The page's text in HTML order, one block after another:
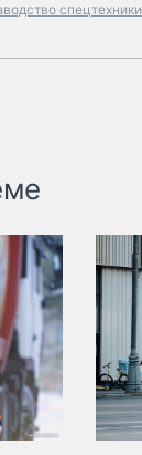
спецтехники